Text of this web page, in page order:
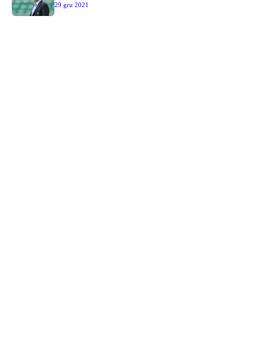
29 gru 2021